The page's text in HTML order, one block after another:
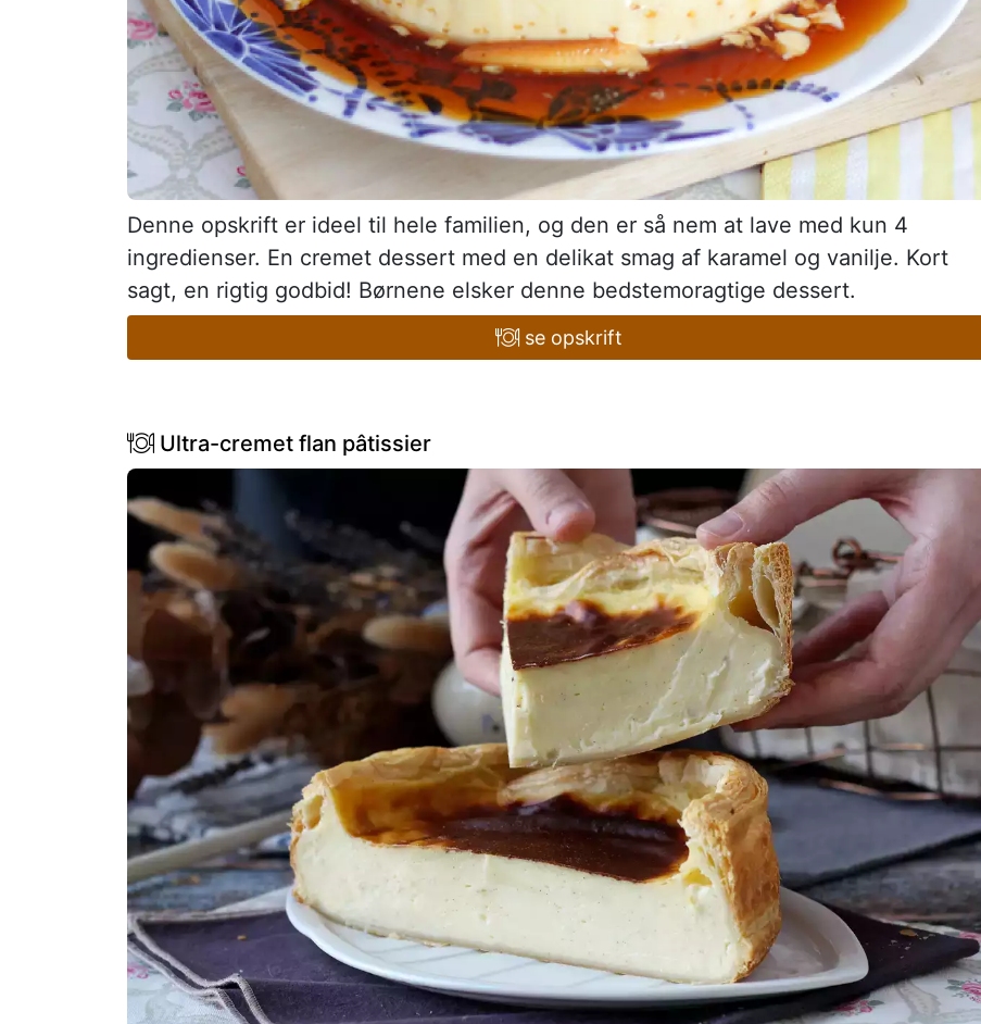
Denne opskrift er ideel til hele familien, og den er så nem at lave med kun 4
ingredienser. En cremet dessert med en delikat smag af karamel og vanilje. Kort
sagt, en rigtig godbid! Børnene elsker denne bedstemoragtige dessert.
se opskrift
Ultra-cremet flan pâtissier